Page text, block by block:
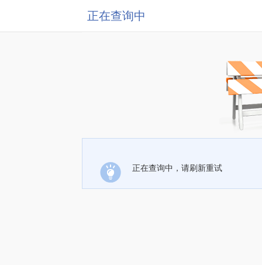
正在查询中
正在查询中，请刷新重试